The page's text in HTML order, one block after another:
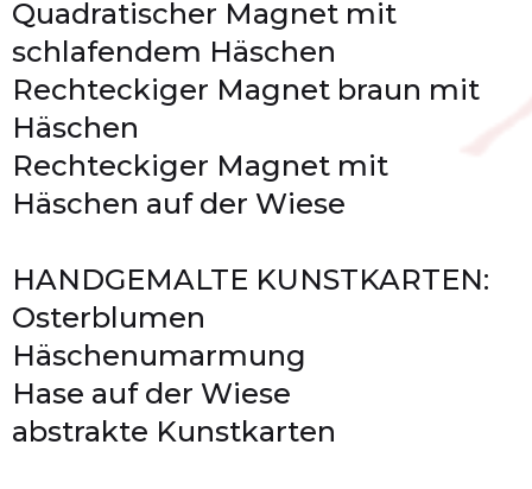
Quadratischer Magnet mit
schlafendem Häschen
Rechteckiger Magnet braun mit
Häschen
Rechteckiger Magnet mit
Häschen auf der Wiese
HANDGEMALTE KUNSTKARTEN:
Osterblumen
Häschenumarmung
Hase auf der Wiese
abstrakte Kunstkarten